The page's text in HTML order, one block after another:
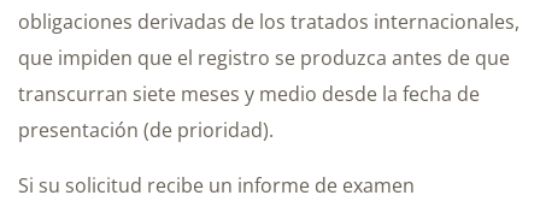
obligaciones derivadas de los tratados internacionales,
que impiden que el registro se produzca antes de que
transcurran siete meses y medio desde la fecha de
presentación (de prioridad).
Si su solicitud recibe un informe de examen